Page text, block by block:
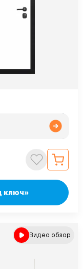
ключ»
Видео обзор